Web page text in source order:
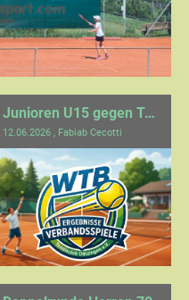
Junioren U15 gegen TA SV Leonberg/Eltingen 2
12.06.2026 , Fabiab Cecotti